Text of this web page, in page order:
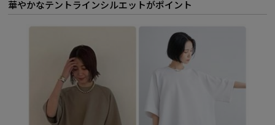
華やかなテントラインシルエットがポイント